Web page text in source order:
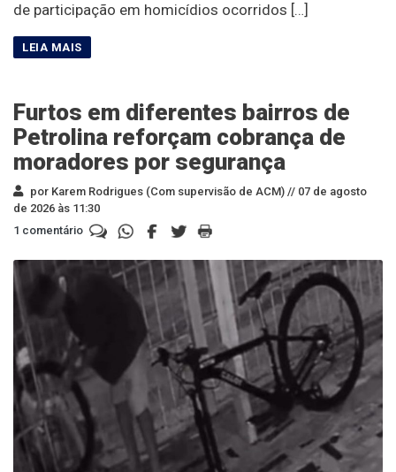
de participação em homicídios ocorridos […]
Furtos em diferentes bairros de
Petrolina reforçam cobrança de
moradores por segurança
por Karem Rodrigues (Com supervisão de ACM) // 07 de agosto
de 2026 às 11:30
1 comentário